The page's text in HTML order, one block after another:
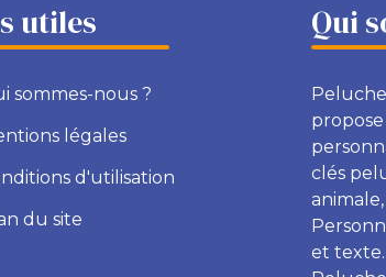
utiles
sommes-nous ?
légales
d'utilisation
du site
Qui
clés
et